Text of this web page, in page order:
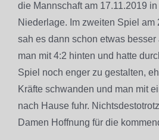
die Mannschaft am 17.11.2019
Niederlage. Im zweiten Spiel am
sah es dann schon etwas
man mit4:2 hinten und hatte
Spiel noch enger zu gestalten,
Kräfte schwanden und man mit
nach Hause fuhr.
Damen Hoffnung für die